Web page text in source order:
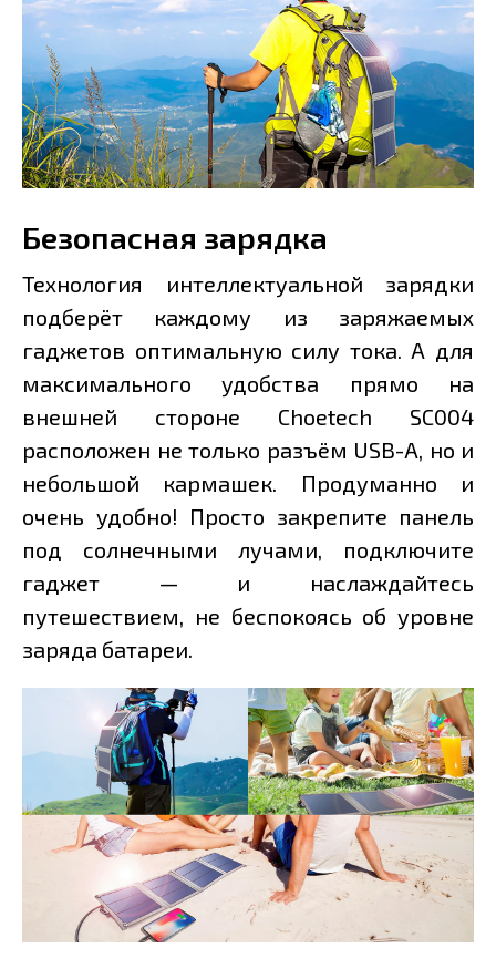
Безопасная зарядка
Технология интеллектуальной зарядки
подберёт каждому из заряжаемых
гаджетов оптимальную силу тока. А для
максимального удобства прямо на
внешней стороне Choetech SC004
расположен не только разъём USB-A, но и
небольшой кармашек. Продуманно и
очень удобно! Просто закрепите панель
под солнечными лучами, подключите
гаджет — и наслаждайтесь
путешествием, не беспокоясь об уровне
заряда батареи.